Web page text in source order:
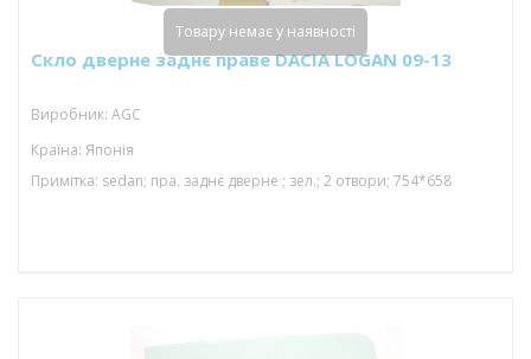
Скло дверне заднє праве DACIA LOGAN 09-13
Виробник: AGC
Країна: Японія
Примітка: sedan; пра. заднє дверне ; зел.; 2 отвори; 754*658
Товару немає у наявності